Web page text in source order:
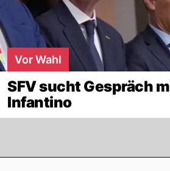
Vor Wahl
SFV sucht Gespräch
Infantino